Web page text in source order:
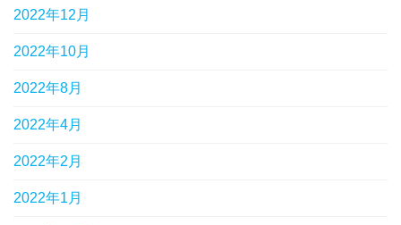
2022年12月
2022年10月
2022年8月
2022年4月
2022年2月
2022年1月